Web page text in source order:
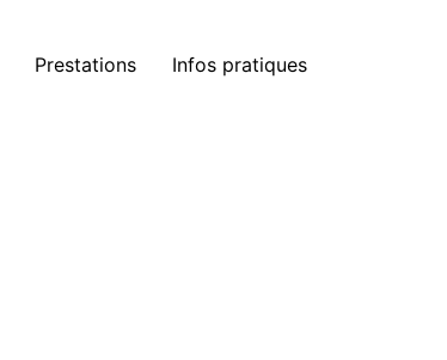
Prestations Infos pratiques